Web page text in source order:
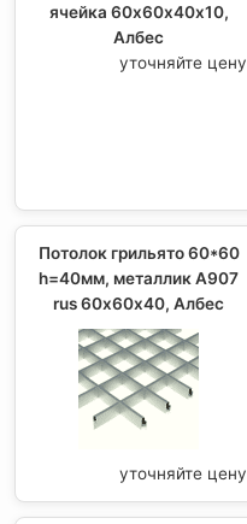
ячейка 60х60х40х10,
Албес
уточняйте цену
Потолок грильято 60*60
h=40мм, металлик А907
rus 60х60х40, Албес
уточняйте цену